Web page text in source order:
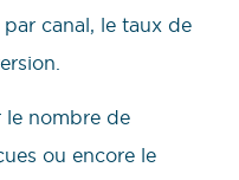
canal, le taux de
le nombre de
ou encore le